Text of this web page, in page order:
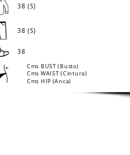
38 (S)
38 (S)
38
Cms BUST (Busto)
Cms WAIST (Cintura)
Cms HIP (Anca)